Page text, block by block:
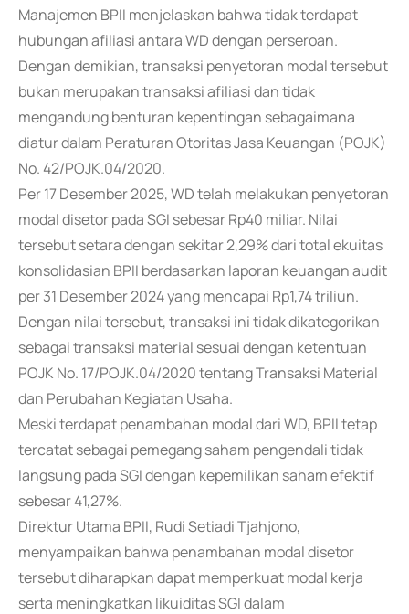
Manajemen BPII menjelaskan bahwa tidak terdapat
hubungan afiliasi antara WD dengan perseroan.
Dengan demikian, transaksi penyetoran modal tersebut
bukan merupakan transaksi afiliasi dan tidak
mengandung benturan kepentingan sebagaimana
diatur dalam Peraturan Otoritas Jasa Keuangan (POJK)
No. 42/POJK.04/2020.
Per 17 Desember 2025, WD telah melakukan penyetoran
modal disetor pada SGI sebesar Rp40 miliar. Nilai
tersebut setara dengan sekitar 2,29% dari total ekuitas
konsolidasian BPII berdasarkan laporan keuangan audit
per 31 Desember 2024 yang mencapai Rp1,74 triliun.
Dengan nilai tersebut, transaksi ini tidak dikategorikan
sebagai transaksi material sesuai dengan ketentuan
POJK No. 17/POJK.04/2020 tentang Transaksi Material
dan Perubahan Kegiatan Usaha.
Meski terdapat penambahan modal dari WD, BPII tetap
tercatat sebagai pemegang saham pengendali tidak
langsung pada SGI dengan kepemilikan saham efektif
sebesar 41,27%.
Direktur Utama BPII, Rudi Setiadi Tjahjono,
menyampaikan bahwa penambahan modal disetor
tersebut diharapkan dapat memperkuat modal kerja
serta meningkatkan likuiditas SGI dalam